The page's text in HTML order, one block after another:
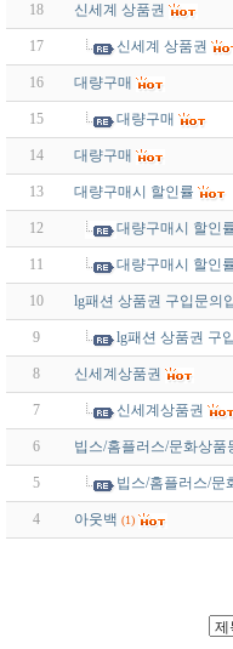
18 신세계 상품권
17 신세계 상품권
16 대량구매
15 대량구매
14 대량구매
13 대량구매시 할인률
12 대량구매시 할인
11 대량구매시 할인
10 lg패션 상품권 구입문의
9 lg패션 상품권 구
8 신세계상품권
7 신세계상품권
6 빕스/홈플러스/문화상
5 빕스/홈플러스/문
4 아웃백 (1)